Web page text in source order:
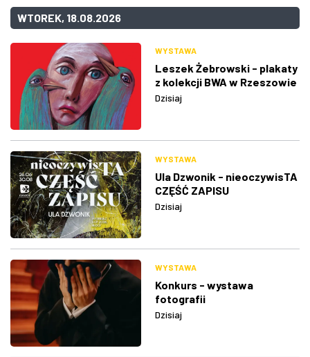
WTOREK, 18.08.2026
WYSTAWA
Leszek Żebrowski - plakaty
z kolekcji BWA w Rzeszowie
Dzisiaj
WYSTAWA
Ula Dzwonik - nieoczywisTA
CZĘŚĆ ZAPISU
Dzisiaj
WYSTAWA
Konkurs - wystawa
fotografii
Dzisiaj